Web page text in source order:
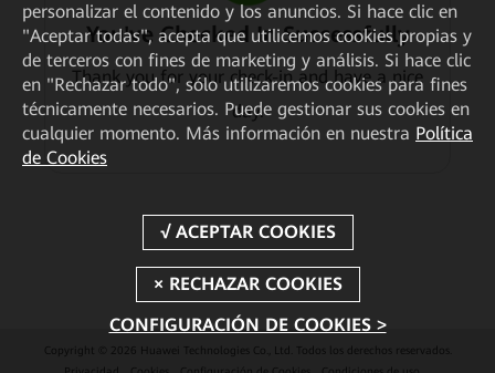
You've Checked In Successfully
Thank you for your check-in and have a nice
day.
Copyright © 2026 Huawei Technologies Co., Ltd. Todos los derechos reservados.
personalizar el contenido y los anuncios. Si hace clic en
"Aceptar todas", acepta que utilicemos cookies propias y
de terceros con fines de marketing y análisis. Si hace clic
en "Rechazar todo", sólo utilizaremos cookies para fines
técnicamente necesarios. Puede gestionar sus cookies en
cualquier momento. Más información en nuestra Política
de Cookies
CONFIGURACIÓN DE COOKIES >